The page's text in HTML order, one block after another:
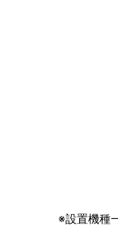
※設置機種